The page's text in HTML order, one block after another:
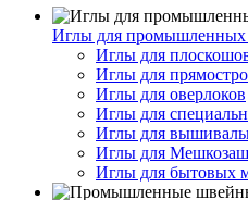
Иглы для
Иглы для
Иглы для
Иглы для оверлоков
Иглы для
Иглы для
Иглы для
Иглы для бытовых